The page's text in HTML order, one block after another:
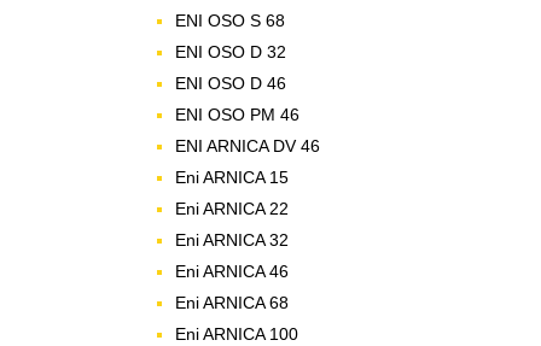
ENI OSO S 68
ENI OSO D 32
ENI OSO D 46
ENI OSO PM 46
ENI ARNICA DV 46
Eni ARNICA 15
Eni ARNICA 22
Eni ARNICA 32
Eni ARNICA 46
Eni ARNICA 68
Eni ARNICA 100